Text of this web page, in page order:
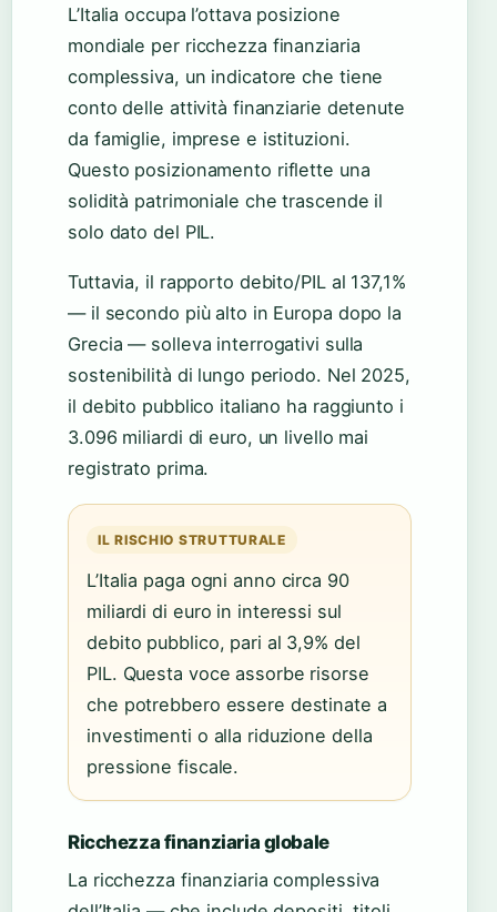
L’Italia occupa l’ottava posizione
mondiale per ricchezza finanziaria
complessiva, un indicatore che tiene
conto delle attività finanziarie detenute
da famiglie, imprese e istituzioni.
Questo posizionamento riflette una
solidità patrimoniale che trascende il
solo dato del PIL.
Tuttavia, il rapporto debito/PIL al 137,1%
— il secondo più alto in Europa dopo la
Grecia — solleva interrogativi sulla
sostenibilità di lungo periodo. Nel 2025,
il debito pubblico italiano ha raggiunto i
3.096 miliardi di euro, un livello mai
registrato prima.
IL RISCHIO STRUTTURALE
L’Italia paga ogni anno circa 90
miliardi di euro in interessi sul
debito pubblico, pari al 3,9% del
PIL. Questa voce assorbe risorse
che potrebbero essere destinate a
investimenti o alla riduzione della
pressione fiscale.
Ricchezza finanziaria globale
La ricchezza finanziaria complessiva